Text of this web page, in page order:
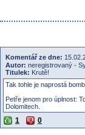
Komentář ze dne:
Autor: neregistrovaný -
Titulek: Krutě!
Tak tohle je naprostá
Petře jenom pro úplnost:
Dolomitech.
1 0